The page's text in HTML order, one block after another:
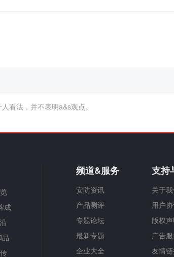
看法，并不表明a&s观点。
成
频道&服务
安防资讯
产品测评
专题论坛
最新专题
企业大全
支持
关于
用户
版权
广告
友情